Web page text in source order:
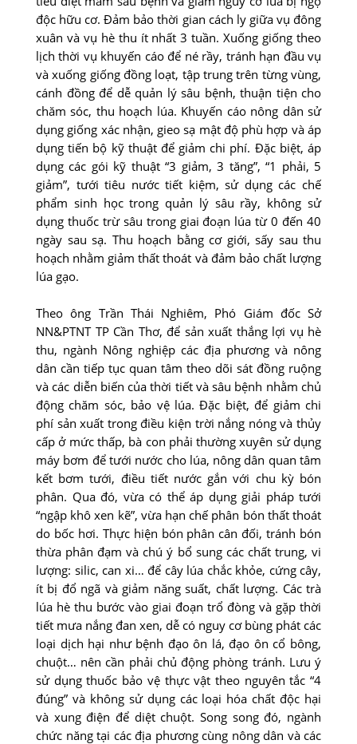
độc hữu cơ. Ðảm bảo thời gian cách ly giữa vụ đông
xuân và vụ hè thu ít nhất 3 tuần. Xuống giống theo
lịch thời vụ khuyến cáo để né rầy, tránh hạn đầu vụ
và xuống giống đồng loạt, tập trung trên từng vùng,
cánh đồng để dễ quản lý sâu bệnh, thuận tiện cho
chăm sóc, thu hoạch lúa. Khuyến cáo nông dân sử
dụng giống xác nhận, gieo sạ mật độ phù hợp và áp
dụng tiến bộ kỹ thuật để giảm chi phí. Ðặc biệt, áp
dụng các gói kỹ thuật “3 giảm, 3 tăng”, “1 phải, 5
giảm”, tưới tiêu nước tiết kiệm, sử dụng các chế
phẩm sinh học trong quản lý sâu rầy, không sử
dụng thuốc trừ sâu trong giai đoạn lúa từ 0 đến 40
ngày sau sạ. Thu hoạch bằng cơ giới, sấy sau thu
hoạch nhằm giảm thất thoát và đảm bảo chất lượng
lúa gạo.
Theo ông Trần Thái Nghiêm, Phó Giám đốc Sở
NN&PTNT TP Cần Thơ, để sản xuất thắng lợi vụ hè
thu, ngành Nông nghiệp các địa phương và nông
dân cần tiếp tục quan tâm theo dõi sát đồng ruộng
và các diễn biến của thời tiết và sâu bệnh nhằm chủ
động chăm sóc, bảo vệ lúa. Ðặc biệt, để giảm chi
phí sản xuất trong điều kiện trời nắng nóng và thủy
cấp ở mức thấp, bà con phải thường xuyên sử dụng
máy bơm để tưới nước cho lúa, nông dân quan tâm
kết bơm tưới, điều tiết nước gắn với chu kỳ bón
phân. Qua đó, vừa có thể áp dụng giải pháp tưới
“ngập khô xen kẽ”, vừa hạn chế phân bón thất thoát
do bốc hơi. Thực hiện bón phân cân đối, tránh bón
thừa phân đạm và chú ý bổ sung các chất trung, vi
lượng: silic, can xi… để cây lúa chắc khỏe, cứng cây,
ít bị đổ ngã và giảm năng suất, chất lượng. Các trà
lúa hè thu bước vào giai đoạn trổ đòng và gặp thời
tiết mưa nắng đan xen, dễ có nguy cơ bùng phát các
loại dịch hại như bệnh đạo ôn lá, đạo ôn cổ bông,
chuột… nên cần phải chủ động phòng tránh. Lưu ý
sử dụng thuốc bảo vệ thực vật theo nguyên tắc “4
đúng” và không sử dụng các loại hóa chất độc hại
và xung điện để diệt chuột. Song song đó, ngành
chức năng tại các địa phương cùng nông dân và các